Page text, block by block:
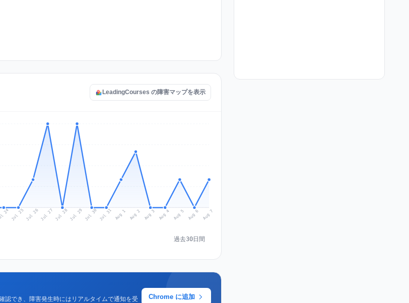
LeadingCourses の障害マップを表示
24 Jul 25 Jul 26Jul 27 Jul 28Jul 29 Jul 30 Jul 31 Aug 1 Aug 2 Aug 3 Aug 4 Aug 5 Aug 6 Aug 7
過去30日間
でき、障害発生時にはリアルタイムで通知を受
Chrome に追加